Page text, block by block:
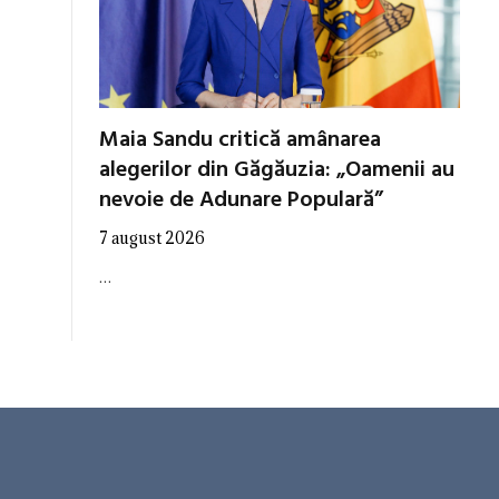
Maia Sandu critică amânarea
alegerilor din Găgăuzia: „Oamenii au
nevoie de Adunare Populară”
7 august 2026
…